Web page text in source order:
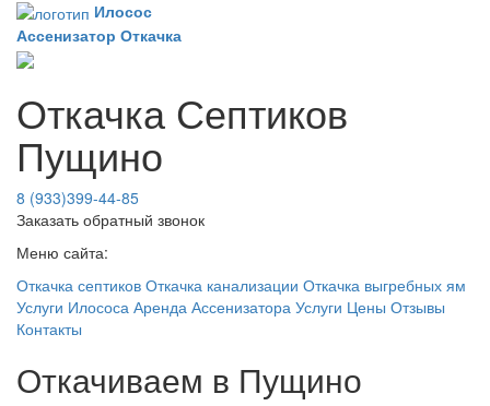
Илосос
Ассенизатор Откачка
Откачка Септиков
Пущино
8 (933)399-44-85
Заказать обратный звонок
Меню сайта:
Откачка септиков Откачка канализации Откачка выгребных ям
Услуги Илососа Аренда Ассенизатора Услуги Цены Отзывы
Контакты
Откачиваем в Пущино